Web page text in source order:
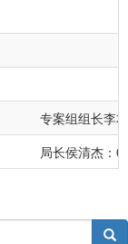
专案组组长李
局长侯清杰：
搜索